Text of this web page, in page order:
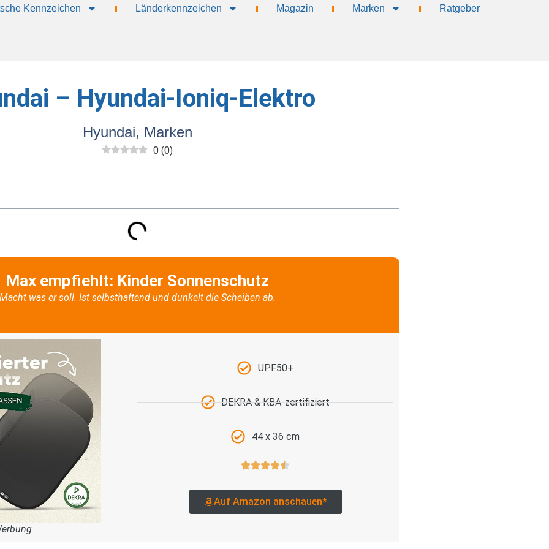
Kennzeichen Länderkennzeichen Magazin Marken Ratgeber
– Hyundai-Ioniq-Elektro
Hyundai, Marken
0 (0)
Max empfiehlt: Kinder Sonnenschutz
was er soll. Ist selbsthaftend und dunkelt die Scheiben ab.
UPF50+
DEKRA & KBA-zertifiziert
44 x 36 cm
Auf Amazon anschauen*